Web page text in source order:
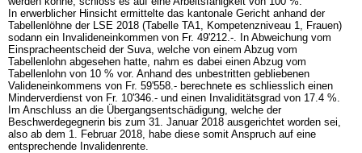
In erwerblicher Hinsicht ermittelte das kantonale Gericht anhand der
Tabellenlöhne der LSE 2018 (Tabelle TA1, Kompetenzniveau 1, Frauen)
sodann ein Invalideneinkommen von Fr. 49'212.-. In Abweichung vom
Einspracheentscheid der Suva, welche von einem Abzug vom
Tabellenlohn abgesehen hatte, nahm es dabei einen Abzug vom
Tabellenlohn von 10 % vor. Anhand des unbestritten gebliebenen
Valideneinkommens von Fr. 59'558.- berechnete es schliesslich einen
Minderverdienst von Fr. 10'346.- und einen Invaliditätsgrad von 17.4 %.
Im Anschluss an die Übergangsentschädigung, welche der
Beschwerdegegnerin bis zum 31. Januar 2018 ausgerichtet worden sei,
also ab dem 1. Februar 2018, habe diese somit Anspruch auf eine
entsprechende Invalidenrente.